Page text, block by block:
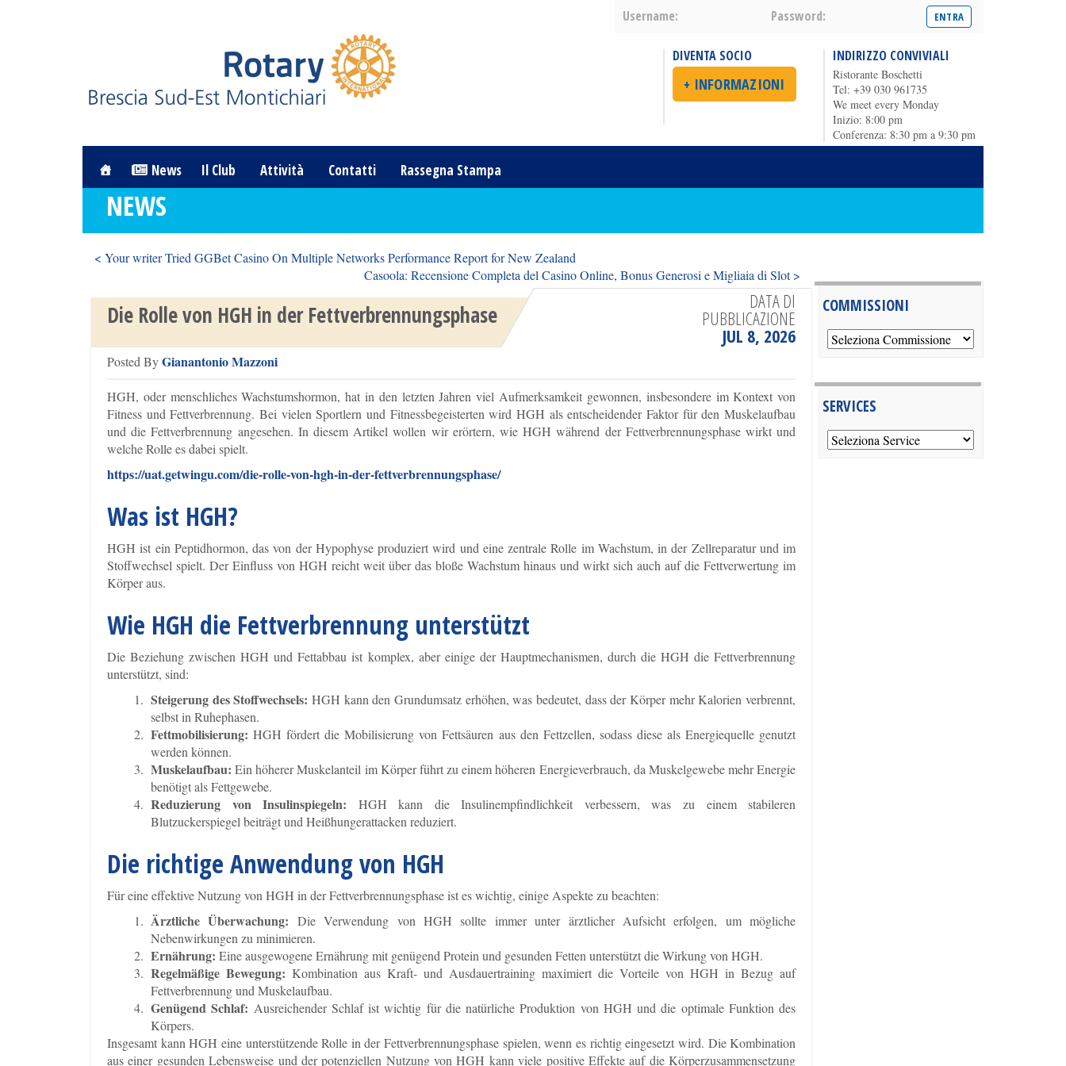
Username: Password:
DIVENTA SOCIO
+ INFORMAZIONI
INDIRIZZO CONVIVIALI
Ristorante Boschetti
Tel: +39 030 961735
We meet every Monday
Inizio: 8:00 pm
Conferenza: 8:30 pm a 9:30 pm
News Il Club Attività Contatti Rassegna Stampa
NEWS
< Your writer Tried GGBet Casino On Multiple Networks Performance Report for New Zealand
Casoola: Recensione Completa del Casino Online, Bonus Generosi e Migliaia di Slot >
Die Rolle von HGH in der Fettverbrennungsphase
Posted ByGianantonio Mazzoni
DATA DI
PUBBLICAZIONE
JUL 8, 2026
HGH, oder menschliches Wachstumshormon, hat in den letzten Jahren viel Aufmerksamkeit gewonnen, insbesondere im Kontext von
Fitness und Fettverbrennung. Bei vielen Sportlern und Fitnessbegeisterten wird HGH als entscheidender Faktor für den Muskelaufbau
und die Fettverbrennung angesehen. In diesem Artikel wollen wir erörtern, wie HGH während der Fettverbrennungsphase wirkt und
welche Rolle es dabei spielt.
https://uat.getwingu.com/die-rolle-von-hgh-in-der-fettverbrennungsphase/
Was ist HGH?
HGH ist ein Peptidhormon, das von der Hypophyse produziert wird und eine zentrale Rolle im Wachstum, in der Zellreparatur und im
Stoffwechsel spielt. Der Einfluss von HGH reicht weit über das bloße Wachstum hinaus und wirkt sich auch auf die Fettverwertung im
Körper aus.
Wie HGH die Fettverbrennung unterstützt
Die Beziehung zwischen HGH und Fettabbau ist komplex, aber einige der Hauptmechanismen, durch die HGH die Fettverbrennung
unterstützt, sind:
Steigerung des Stoffwechsels: HGH kann den Grundumsatz erhöhen, was bedeutet, dass der Körper mehr Kalorien verbrennt,
selbst in Ruhephasen.
Fettmobilisierung: HGH fördert die Mobilisierung von Fettsäuren aus den Fettzellen, sodass diese als Energiequelle genutzt
werden können.
Muskelaufbau: Ein höherer Muskelanteil im Körper führt zu einem höheren Energieverbrauch, da Muskelgewebe mehr Energie
benötigt als Fettgewebe.
Reduzierung von Insulinspiegeln: HGH kann die Insulinempfindlichkeit verbessern, was zu einem stabileren
Blutzuckerspiegel beiträgt und Heißhungerattacken reduziert.
Die richtige Anwendung von HGH
Für eine effektive Nutzung von HGH in der Fettverbrennungsphase ist es wichtig, einige Aspekte zu beachten:
Ärztliche Überwachung: Die Verwendung von HGH sollte immer unter ärztlicher Aufsicht erfolgen, um mögliche
Nebenwirkungen zu minimieren.
Ernährung: Eine ausgewogene Ernährung mit genügend Protein und gesunden Fetten unterstützt die Wirkung von HGH.
Regelmäßige Bewegung: Kombination aus Kraft- und Ausdauertraining maximiert die Vorteile von HGH in Bezug auf
Fettverbrennung und Muskelaufbau.
Genügend Schlaf: Ausreichender Schlaf ist wichtig für die natürliche Produktion von HGH und die optimale Funktion des
Körpers.
Insgesamt kann HGH eine unterstützende Rolle in der Fettverbrennungsphase spielen, wenn es richtig eingesetzt wird. Die Kombination
aus einer gesunden Lebensweise und der potenziellen Nutzung von HGH kann viele positive Effekte auf die Körperzusammensetzung
COMMISSIONI
SERVICES